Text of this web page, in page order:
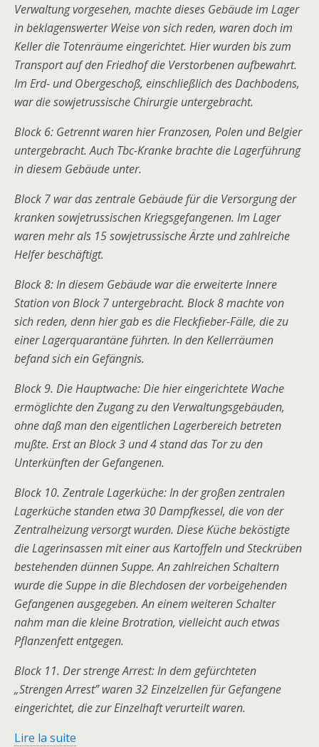
Verwaltung vorgesehen, machte dieses Gebäude im Lager
in beklagenswerter Weise von sich reden, waren doch im
Keller die Totenräume eingerichtet. Hier wurden bis zum
Transport auf den Friedhof die Verstorbenen aufbewahrt.
Im Erd- und Obergeschoß, einschließlich des Dachbodens,
war die sowjetrussische Chirurgie untergebracht.
Block 6: Getrennt waren hier Franzosen, Polen und Belgier
untergebracht. Auch Tbc-Kranke brachte die Lagerführung
in diesem Gebäude unter.
Block 7 war das zentrale Gebäude für die Versorgung der
kranken sowjetrussischen Kriegsgefangenen. Im Lager
waren mehr als 15 sowjetrussische Ärzte und zahlreiche
Helfer beschäftigt.
Block 8: In diesem Gebäude war die erweiterte Innere
Station von Block 7 untergebracht. Block 8 machte von
sich reden, denn hier gab es die Fleckfieber-Fälle, die zu
einer Lagerquarantäne führten. In den Kellerräumen
befand sich ein Gefängnis.
Block 9. Die Hauptwache: Die hier eingerichtete Wache
ermöglichte den Zugang zu den Verwaltungsgebäuden,
ohne daß man den eigentlichen Lagerbereich betreten
mußte. Erst an Block 3 und 4 stand das Tor zu den
Unterkünften der Gefangenen.
Block 10. Zentrale Lagerküche: In der großen zentralen
Lagerküche standen etwa 30 Dampfkessel, die von der
Zentralheizung versorgt wurden. Diese Küche beköstigte
die Lagerinsassen mit einer aus Kartoffeln und Steckrüben
bestehenden dünnen Suppe. An zahlreichen Schaltern
wurde die Suppe in die Blechdosen der vorbeigehenden
Gefangenen ausgegeben. An einem weiteren Schalter
nahm man die kleine Brotration, vielleicht auch etwas
Pflanzenfett entgegen.
Block 11. Der strenge Arrest: In dem gefürchteten
„Strengen Arrest” waren 32 Einzelzellen für Gefangene
eingerichtet, die zur Einzelhaft verurteilt waren.
Lire la suite